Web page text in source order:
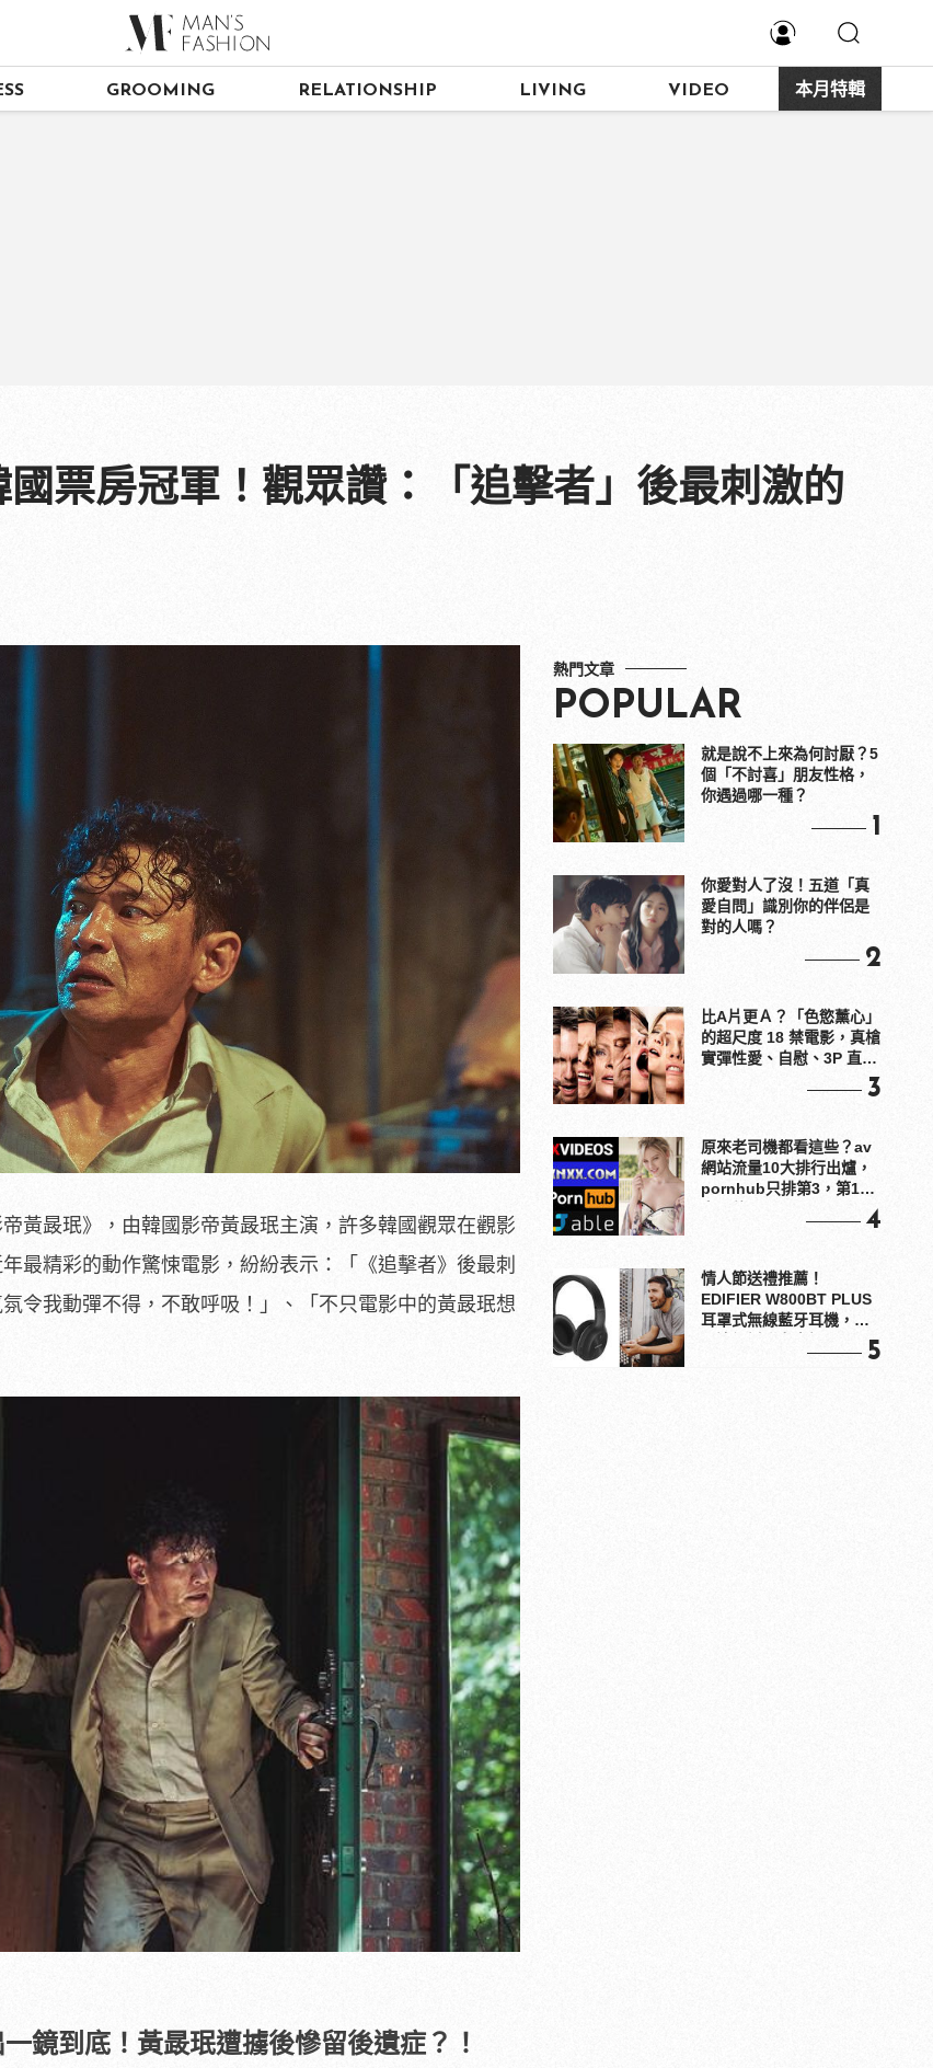
GROOMING RELATIONSHIP LIVING VIDEO 本月特輯
國票房冠軍！觀眾讚：「追擊者」後最刺激的
黃晸珉》，由韓國影帝黃晸珉主演，許多韓國觀眾在觀影
最精彩的動作驚悚電影，紛紛表示：「《追擊者》後最刺
令我動彈不得，不敢呼吸！」、「不只電影中的黃晸珉想
鏡到底！黃晸珉遭擄後慘留後遺症？！
熱門文章
POPULAR
就是說不上來為何討厭？5
個「不討喜」朋友性格，
你遇過哪一種？
1
你愛對人了沒！五道「真
愛自問」識別你的伴侶是
對的人嗎？
2
比A片更Ａ？「色慾薰心」
的超尺度 18 禁電影，真槍
實彈性愛、自慰、3P 直接
3
原來老司機都看這些？av
網站流量10大排行出爐，
pornhub只排第3，第1名
4
情人節送禮推薦！
EDIFIER W800BT PLUS
耳罩式無線藍牙耳機，在
5